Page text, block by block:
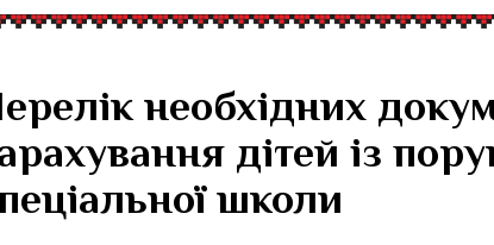
необхідних
дітей із
школи